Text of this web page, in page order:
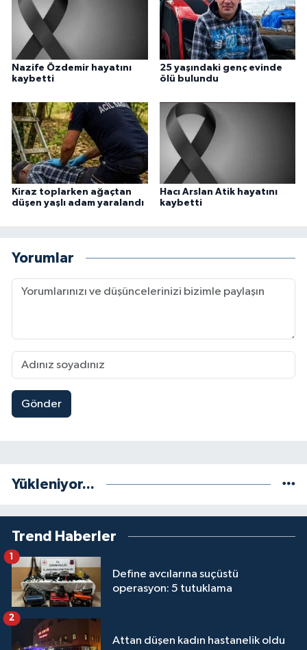
Nazife Özdemir hayatını
kaybetti
25 yaşındaki genç evinde
ölü bulundu
Kiraz toplarken ağaçtan
düşen yaşlı adam yaralandı
Hacı Arslan Atik hayatını
kaybetti
Yorumlar
Gönder
Yükleniyor...
Trend Haberler
Define avcılarına suçüstü
operasyon: 5 tutuklama
1
Attan düşen kadın hastanelik oldu
2